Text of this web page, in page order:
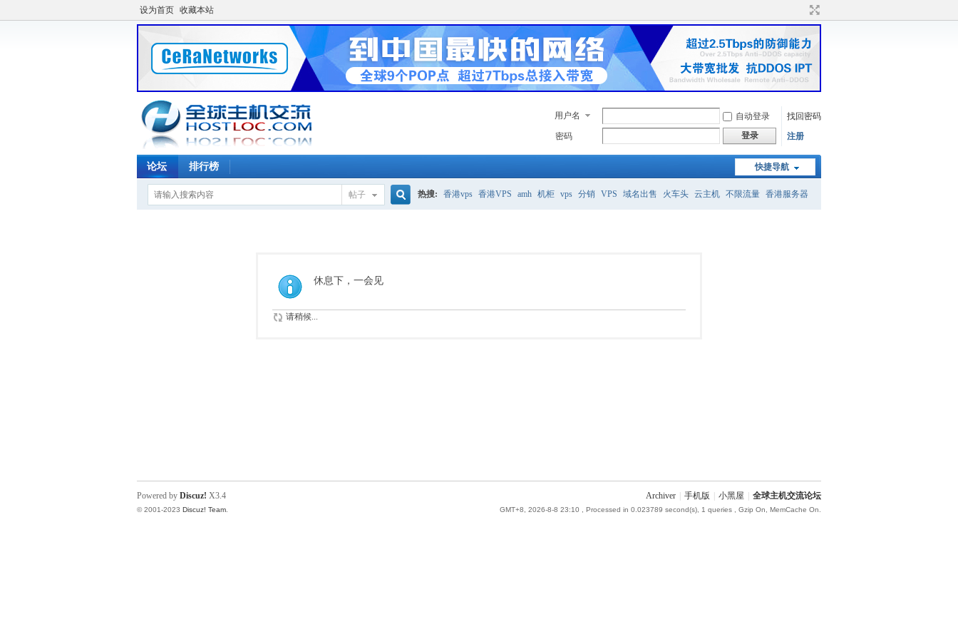
设为首页 收藏本站
用户名 自动登录
找回密码
密码
登录 注册
快捷导航
论坛 排行榜
帖子 热搜: 香港vps 香港VPS amh 机柜 vps 分销 VPS 域名出售 火车头 云主机 不限流量 香港服务器
休息下，一会见
请稍候...
Archiver 手机版 小黑屋 全球主机交流论坛
GMT+8, 2026-8-8 23:10 , Processed in 0.023789 second(s), 1 queries , Gzip On, MemCache On.
Powered by Discuz! X3.4
© 2001-2023 Discuz! Team